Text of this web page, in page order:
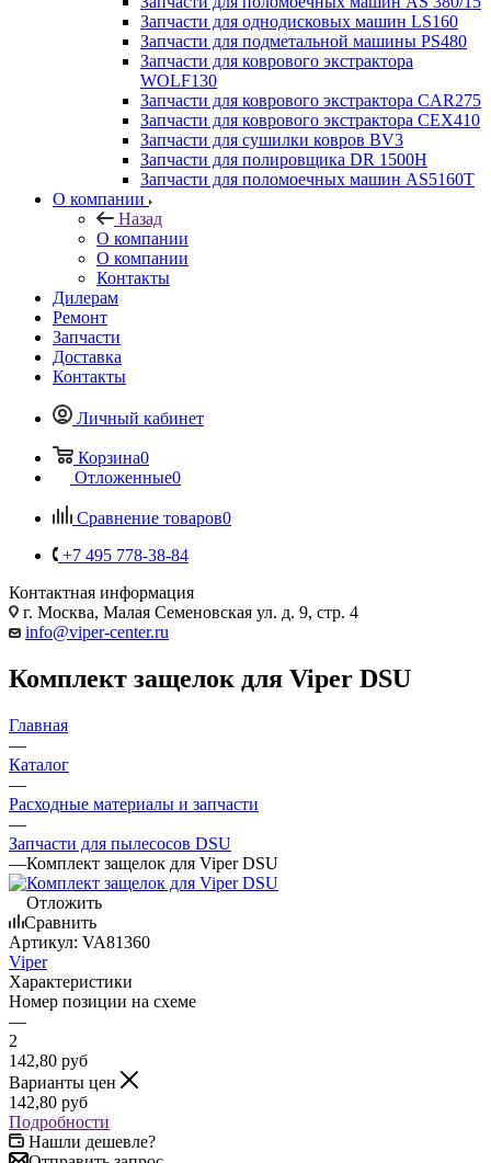
Запчасти для однодисковых машин LS160
Запчасти для подметальной машины PS480
Запчасти для коврового экстрактора
WOLF130
Запчасти для коврового экстрактора CAR275
Запчасти для коврового экстрактора CEX410
Запчасти для сушилки ковров BV3
Запчасти для полировщика DR 1500H
Запчасти для поломоечных машин AS5160T
О компании
Назад
О компании
О компании
Контакты
Дилерам
Ремонт
Запчасти
Доставка
Контакты
Личный кабинет
Корзина0
Отложенные0
Сравнение товаров0
+7 495 778-38-84
Контактная информация
г. Москва, Малая Семеновская ул. д. 9, стр. 4
info@viper-center.ru
Комплект защелок для Viper DSU
Главная
—
Каталог
—
Расходные материалы и запчасти
—
Запчасти для пылесосов DSU
—Комплект защелок для Viper DSU
Отложить
Сравнить
Артикул: VA81360
Viper
Характеристики
Номер позиции на схеме
—
2
142,80 руб
Варианты цен
142,80 руб
Подробности
Нашли дешевле?